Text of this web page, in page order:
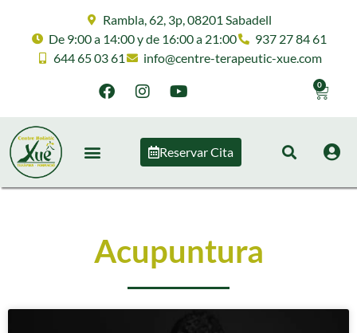
Rambla, 62, 3p, 08201 Sabadell
De 9:00 a 14:00 y de 16:00 a 21:00
937 27 84 61
644 65 03 61
info@centre-terapeutic-xue.com
0
Reservar Cita
Acupuntura